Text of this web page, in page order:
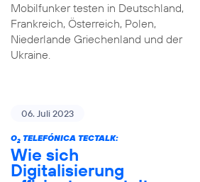
Mobilfunker testen in Deutschland,
Frankreich, Österreich, Polen,
Niederlande Griechenland und der
Ukraine.
06. Juli 2023
O2TELEFÓNICA TECTALK:
Wie sich
Digitalisierung